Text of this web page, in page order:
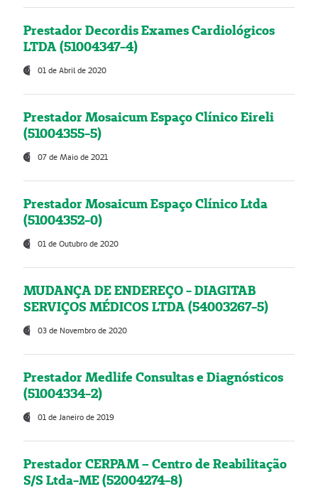
Prestador Decordis Exames Cardiológicos
LTDA (51004347-4)
01 de Abril de 2020
Prestador Mosaicum Espaço Clínico Eireli
(51004355-5)
07 de Maio de 2021
Prestador Mosaicum Espaço Clínico Ltda
(51004352-0)
01 de Outubro de 2020
MUDANÇA DE ENDEREÇO - DIAGITAB
SERVIÇOS MÉDICOS LTDA (54003267-5)
03 de Novembro de 2020
Prestador Medlife Consultas e Diagnósticos
(51004334-2)
01 de Janeiro de 2019
Prestador CERPAM – Centro de Reabilitação
S/S Ltda-ME (52004274-8)